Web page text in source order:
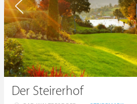
Der Steirerhof